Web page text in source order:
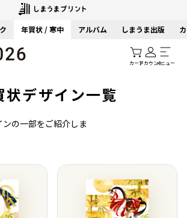
年賀状 / 寒中 アルバム しまうま出版
カートアカウントメニュー
状デザイン一覧
の一部をご紹介しま